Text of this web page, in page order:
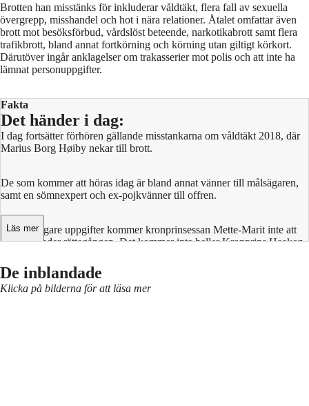
Brotten han misstänks för inkluderar våldtäkt, flera fall av sexuella
övergrepp, misshandel och hot i nära relationer. Åtalet omfattar även
brott mot besöksförbud, vårdslöst beteende, narkotikabrott samt flera
trafikbrott, bland annat fortkörning och körning utan giltigt körkort.
Därutöver ingår anklagelser om trakasserier mot polis och att inte ha
lämnat personuppgifter.
Fakta
Det händer i dag:
I dag fortsätter förhören gällande misstankarna om våldtäkt 2018, där
Marius Borg Høiby nekar till brott.
De som kommer att höras idag är bland annat vänner till målsägaren,
samt en sömnexpert och ex-pojkvänner till offren.
Enligt tidigare uppgifter kommer kronprinsessan Mette-Marit inte att
närvara under rättegången. Det kommer inte heller Kronprins Haakon
Läs mer
De inblandade
Klicka på bilderna för att läsa mer